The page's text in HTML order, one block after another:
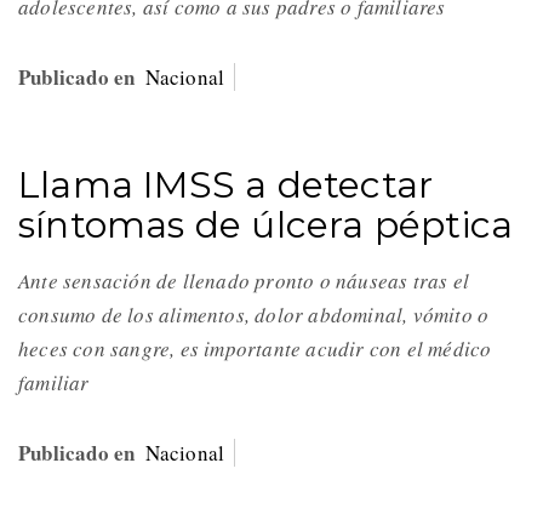
adolescentes, así como a sus padres o familiares
Publicado en Nacional
Llama IMSS a detectar
síntomas de úlcera péptica
Ante sensación de llenado pronto o náuseas tras el
consumo de los alimentos, dolor abdominal, vómito o
heces con sangre, es importante acudir con el médico
familiar
Publicado en Nacional